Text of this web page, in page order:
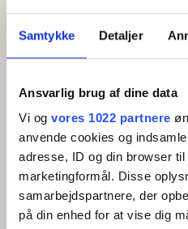
Samtykke Detaljer
Ansvarlig brug af dine data
Vi og vores 1022 partnere
anvende cookies og
adresse, ID og din browser
marketingformål. Disse
samarbejdspartnere, der
på din enhed for at vise dig
WLAN
Schöne und einladende
Meter vom schönen
entfernt.
Wohnung im Erdgeschoss
Kaffeemaschine,